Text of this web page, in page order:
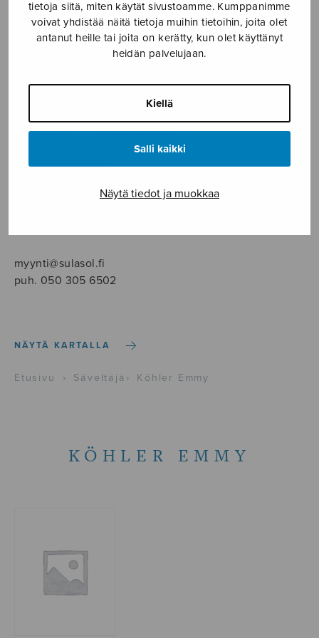
tietoja siitä, miten käytät sivustoamme. Kumppanimme
voivat yhdistää näitä tietoja muihin tietoihin, joita olet
antanut heille tai joita on kerätty, kun olet käyttänyt
heidän palvelujaan.
Kiellä
Salli kaikki
Näytä tiedot ja muokkaa
SOITINMUSIIKKI
YKSINLAULU
YLEINEN
Sulasol nuottikauppa
Myymälä avoinna
myynti@sulasol.fi
puh. 050 305 6502
NÄYTÄ KARTALLA
Etusivu › Säveltäjä › Köhler Emmy
KÖHLER EMMY